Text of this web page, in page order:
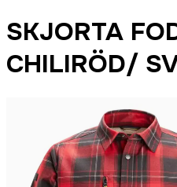
SKJORTA
CHILIRÖD/